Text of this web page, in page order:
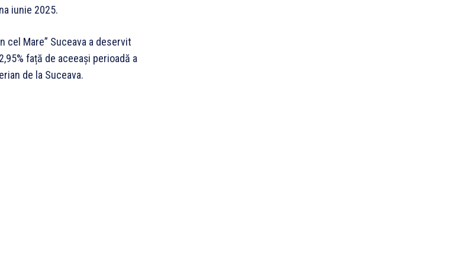
iunie 2025.
cel Mare” Suceava a deservit
față de aceeași perioadă a
de la Suceava.